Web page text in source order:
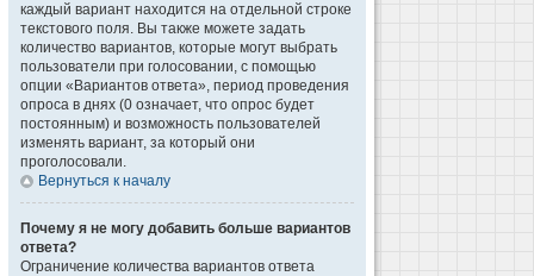
каждый вариант находится на отдельной строке
текстового поля. Вы также можете задать
количество вариантов, которые могут выбрать
пользователи при голосовании, с помощью
опции «Вариантов ответа», период проведения
опроса в днях (0 означает, что опрос будет
постоянным) и возможность пользователей
изменять вариант, за который они
проголосовали.
Вернуться к началу
Почему я не могу добавить больше вариантов
ответа?
Ограничение количества вариантов ответа